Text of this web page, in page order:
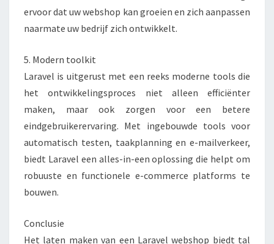
ervoor dat uw webshop kan groeien en zich aanpassen
naarmate uw bedrijf zich ontwikkelt.
5. Modern toolkit
Laravel is uitgerust met een reeks moderne tools die
het ontwikkelingsproces niet alleen efficiënter
maken, maar ook zorgen voor een betere
eindgebruikerervaring. Met ingebouwde tools voor
automatisch testen, taakplanning en e-mailverkeer,
biedt Laravel een alles-in-een oplossing die helpt om
robuuste en functionele e-commerce platforms te
bouwen.
Conclusie
Het laten maken van een Laravel webshop biedt tal